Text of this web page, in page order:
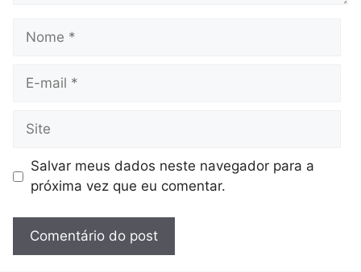
Nome
Site
Salvar meus dados neste navegador para a
próxima vez que eu comentar.